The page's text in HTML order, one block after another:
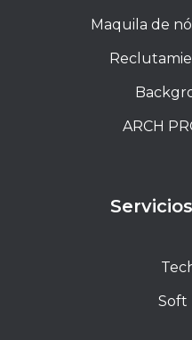
Maquila de
ARCH
Soft